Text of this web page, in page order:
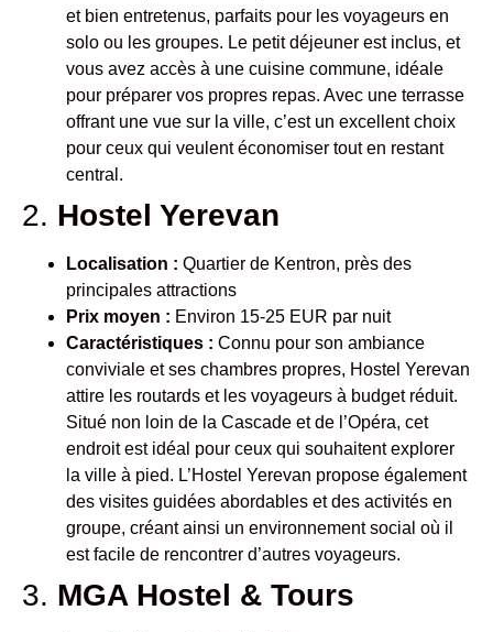
et bien entretenus, parfaits pour les voyageurs en
solo ou les groupes. Le petit déjeuner est inclus, et
vous avez accès à une cuisine commune, idéale
pour préparer vos propres repas. Avec une terrasse
offrant une vue sur la ville, c’est un excellent choix
pour ceux qui veulent économiser tout en restant
central.
2. Hostel Yerevan
Localisation : Quartier de Kentron, près des
principales attractions
Prix moyen : Environ 15-25 EUR par nuit
Caractéristiques : Connu pour son ambiance
conviviale et ses chambres propres, Hostel Yerevan
attire les routards et les voyageurs à budget réduit.
Situé non loin de la Cascade et de l’Opéra, cet
endroit est idéal pour ceux qui souhaitent explorer
la ville à pied. L’Hostel Yerevan propose également
des visites guidées abordables et des activités en
groupe, créant ainsi un environnement social où il
est facile de rencontrer d’autres voyageurs.
3. MGA Hostel & Tours